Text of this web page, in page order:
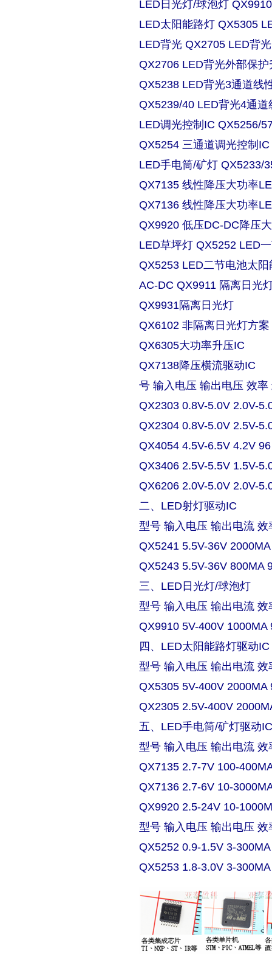
LED日光灯/球泡灯
LED太阳能路灯 QX5305
LED背光 QX2705 LED背
QX2706 LED背光外部保
QX5238 LED背光3通道线
QX5239/40 LED背光4通
LED调光控制IC QX5256/
QX5254 三通道调光控制
LED手电筒/矿灯 QX5233/
QX7135 线性降压大功率
QX7136 线性降压大功率
QX9920 低压DC-DC降压
LED草坪灯 QX5252 LED
QX5253 LED二节电池太
AC-DC QX9911 隔离日光
QX9931隔离日光灯
QX6102 非隔离日光灯方案
QX6305大功率升压IC
QX7138降压横流驱动IC
号 输入电压 输出电压 效率
QX2303 0.8V-5.0V 2.0V-
QX2304 0.8V-5.0V 2.5V-
QX4054 4.5V-6.5V 4.2V
QX3406 2.5V-5.5V 1.5V-
QX6206 2.0V-5.0V 2.0V-
二、LED射灯驱动IC
型号 输入电压 输出电流 效
QX5241 5.5V-36V
QX5243 5.5V-36V 800MA
三、LED日光灯/球泡灯
型号 输入电压 输出电流 效
QX9910 5V-400V 1000MA
四、LED太阳能路灯驱动IC
型号 输入电压 输出电流 效
QX5305 5V-400V 2000MA
QX2305 2.5V-400V
五、LED手电筒/矿灯驱动
型号 输入电压 输出电流 效
QX7135 2.7-7V 100-
QX7136 2.7-6V 10-
QX9920 2.5-24V 10-
型号 输入电压 输出电压 效
QX5252 0.9-1.5V 3-
QX5253 1.8-3.0V 3-